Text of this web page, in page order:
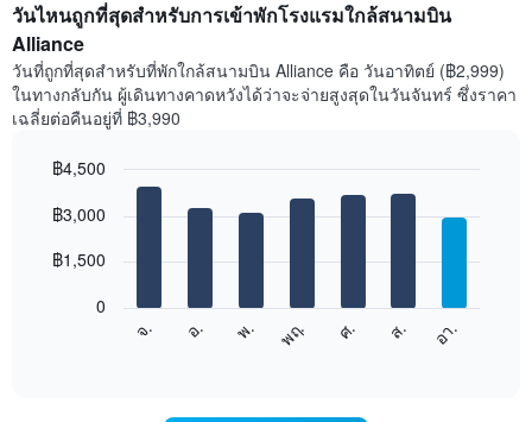
วันไหนถูกที่สุดสำหรับการเข้าพักโรงแรมใกล้สนามบิน
Alliance
วันที่ถูกที่สุดสำหรับที่พักใกล้สนามบิน Alliance คือ วันอาทิตย์ (฿2,999)
ในทางกลับกัน ผู้เดินทางคาดหวังได้ว่าจะจ่ายสูงสุดในวันจันทร์ ซึ่งราคา
เฉลี่ยต่อคืนอยู่ที่ ฿3,990
chart
bars.
แผนภูมิ
graphic.
จ. อ. พ. พฤ. ศ. ส. อา.
0
฿1,500
฿3,000
฿4,500